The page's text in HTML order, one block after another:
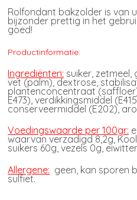
Rolfondant bakzolder is van
bijzonder prettig in het
goed!
Productinformatie:
Ingrediënten: suiker,
vet (palm), dextrose,
plantenconcentraat
E473), verdikkingsmiddel
conserveermiddel (E202),
Voedingswaarde per 100gr:
waarvan verzadigd 8,2g,
suikers 60g, vezels 0g,
Allergene: geen, kan sporen
sulfiet.